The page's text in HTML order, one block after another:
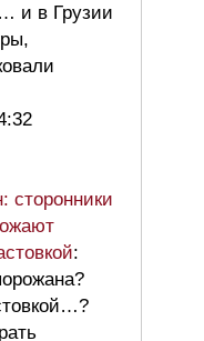
и в Грузии
сторонники
: